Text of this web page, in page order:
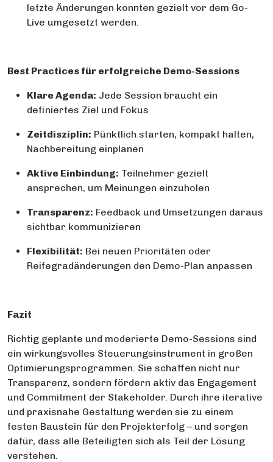
letzte Änderungen konnten gezielt vor dem Go-
Live umgesetzt werden.
Best Practices für erfolgreiche Demo-Sessions
Klare Agenda: Jede Session braucht ein
definiertes Ziel und Fokus
Zeitdisziplin: Pünktlich starten, kompakt halten,
Nachbereitung einplanen
Aktive Einbindung: Teilnehmer gezielt
ansprechen, um Meinungen einzuholen
Transparenz: Feedback und Umsetzungen daraus
sichtbar kommunizieren
Flexibilität: Bei neuen Prioritäten oder
Reifegradänderungen den Demo-Plan anpassen
Fazit
Richtig geplante und moderierte Demo-Sessions sind
ein wirkungsvolles Steuerungsinstrument in großen
Optimierungsprogrammen. Sie schaffen nicht nur
Transparenz, sondern fördern aktiv das Engagement
und Commitment der Stakeholder. Durch ihre iterative
und praxisnahe Gestaltung werden sie zu einem
festen Baustein für den Projekterfolg – und sorgen
dafür, dass alle Beteiligten sich als Teil der Lösung
verstehen.